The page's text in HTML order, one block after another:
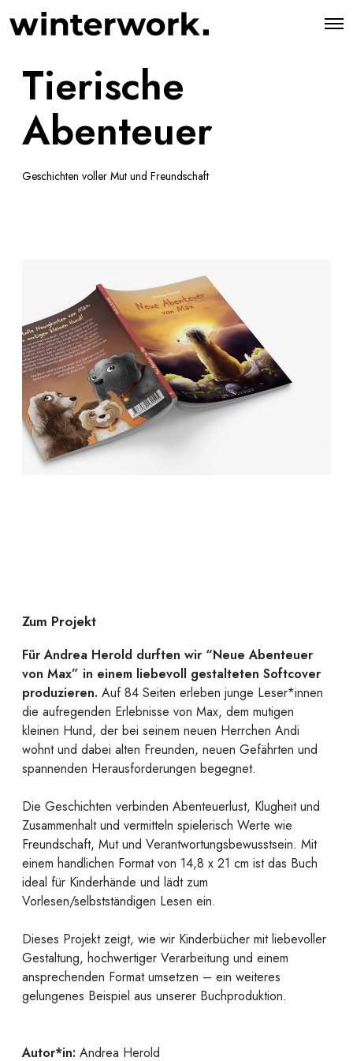
Tierische
Abenteuer
Geschichten voller Mut und Freundschaft
Zum Projekt
Für Andrea Herold durften wir “Neue Abenteuer
von Max” in einem liebevoll gestalteten Softcover
produzieren. Auf 84 Seiten erleben junge Leser*innen
die aufregenden Erlebnisse von Max, dem mutigen
kleinen Hund, der bei seinem neuen Herrchen Andi
wohnt und dabei alten Freunden, neuen Gefährten und
spannenden Herausforderungen begegnet.
Die Geschichten verbinden Abenteuerlust, Klugheit und
Zusammenhalt und vermitteln spielerisch Werte wie
Freundschaft, Mut und Verantwortungsbewusstsein. Mit
einem handlichen Format von 14,8 x 21 cm ist das Buch
ideal für Kinderhände und lädt zum
Vorlesen/selbstständigen Lesen ein.
Dieses Projekt zeigt, wie wir Kinderbücher mit liebevoller
Gestaltung, hochwertiger Verarbeitung und einem
ansprechenden Format umsetzen – ein weiteres
gelungenes Beispiel aus unserer Buchproduktion.
Autor*in: Andrea Herold